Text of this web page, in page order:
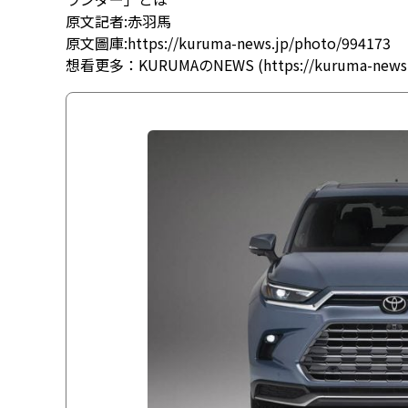
原文記者:赤羽馬
原文圖庫:https://kuruma-news.jp/photo/994173
想看更多： KURUMAのNEWS (https://kuruma-